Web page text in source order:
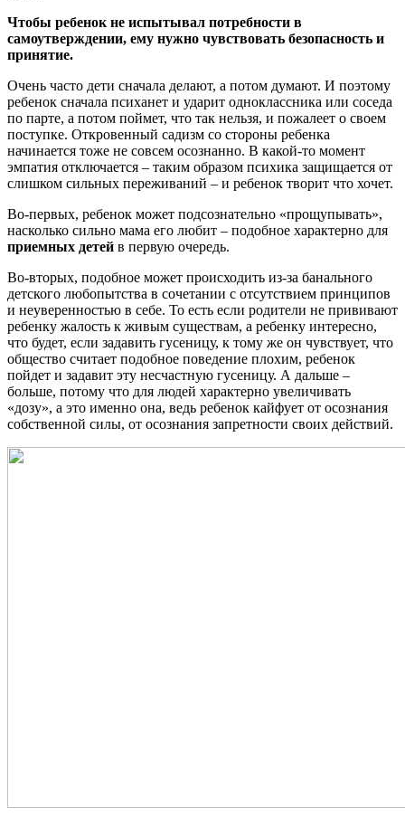
Чтобы ребенок не испытывал потребности в
самоутверждении, ему нужно чувствовать безопасность и
принятие.
Очень часто дети сначала делают, а потом думают. И поэтому
ребенок сначала психанет и ударит одноклассника или соседа
по парте, а потом поймет, что так нельзя, и пожалеет о своем
поступке. Откровенный садизм со стороны ребенка
начинается тоже не совсем осознанно. В какой-то момент
эмпатия отключается – таким образом психика защищается от
слишком сильных переживаний – и ребенок творит что хочет.
Во-первых, ребенок может подсознательно «прощупывать»,
насколько сильно мама его любит – подобное характерно для
приемных детей в первую очередь.
Во-вторых, подобное может происходить из-за банального
детского любопытства в сочетании с отсутствием принципов
и неуверенностью в себе. То есть если родители не прививают
ребенку жалость к живым существам, а ребенку интересно,
что будет, если задавить гусеницу, к тому же он чувствует, что
общество считает подобное поведение плохим, ребенок
пойдет и задавит эту несчастную гусеницу. А дальше –
больше, потому что для людей характерно увеличивать
«дозу», а это именно она, ведь ребенок кайфует от осознания
собственной силы, от осознания запретности своих действий.